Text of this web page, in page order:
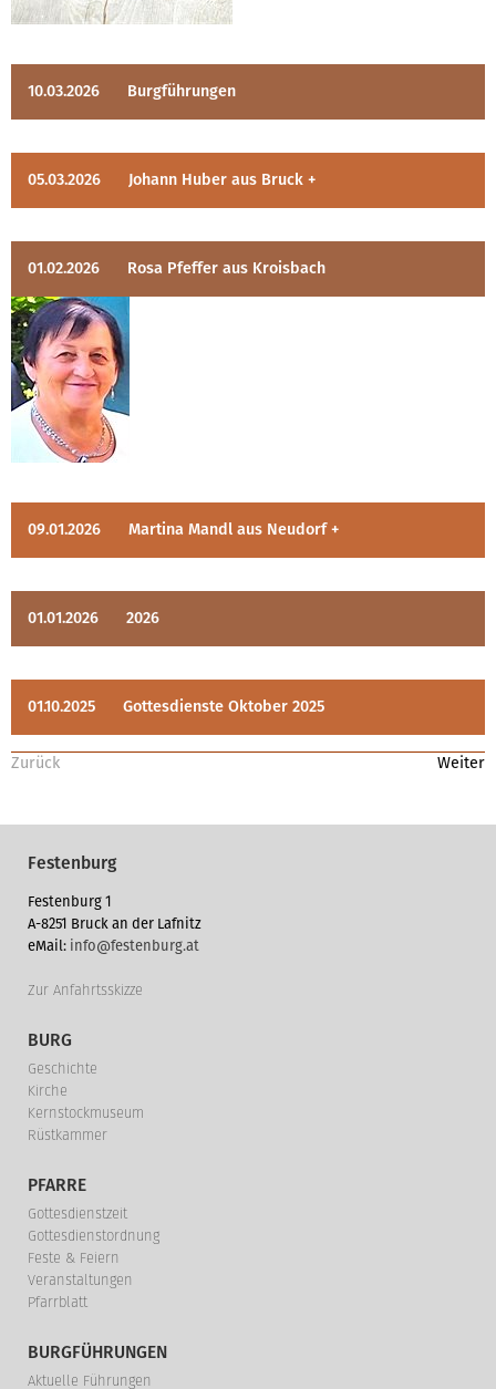
10.03.2026 Burgführungen
05.03.2026 Johann Huber aus Bruck +
01.02.2026 Rosa Pfeffer aus Kroisbach
09.01.2026 Martina Mandl aus Neudorf +
01.01.2026 2026
01.10.2025 Gottesdienste Oktober 2025
Zurück Weiter
Festenburg
Festenburg 1
A-8251 Bruck an der Lafnitz
eMail: info@festenburg.at
Zur Anfahrtsskizze
BURG
Geschichte
Kirche
Kernstockmuseum
Rüstkammer
PFARRE
Gottesdienstzeit
Gottesdienstordnung
Feste & Feiern
Veranstaltungen
Pfarrblatt
BURGFÜHRUNGEN
Aktuelle Führungen